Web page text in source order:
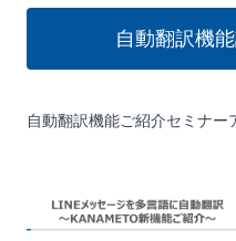
自動翻訳機
自動翻訳機能ご紹介セミナー